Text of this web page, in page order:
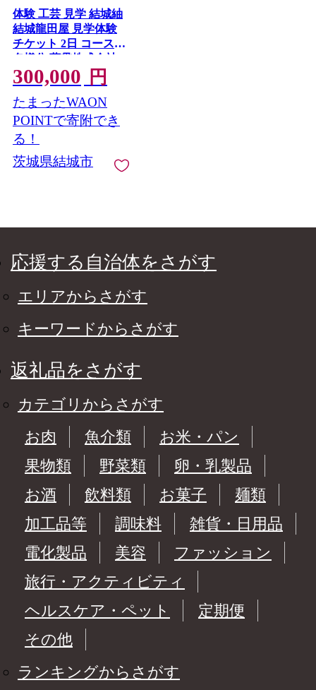
体験 工芸 見学 結城紬
結城龍田屋 見学体験
チケット 2日 コース 6
名様分 藤貫株式会社
《30日以内に出荷予定
(土日祝除く)》 茨城県
結城市 小物 ハンドメ
イド 旅行 チケット
300,000 円
たまったWAON
POINTで寄附でき
る！
茨城県結城市
応援する自治体をさがす
エリアからさがす
キーワードからさがす
返礼品をさがす
カテゴリからさがす
お肉
魚介類
お米・パン
果物類
野菜類
卵・乳製品
お酒
飲料類 お菓子
麺類
加工品等
調味料
雑貨・日用品
電化製品
美容
ファッション
旅行・アクティビティ
ヘルスケア・ペット
定期便
その他
ランキングからさがす